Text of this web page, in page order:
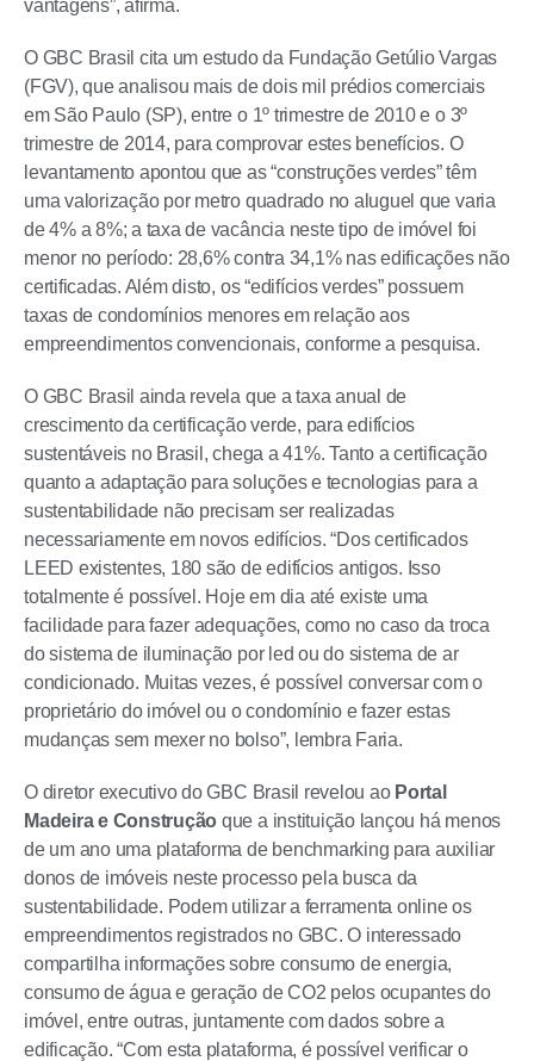
vantagens”, afirma.
O GBC Brasil cita um estudo da Fundação Getúlio Vargas
(FGV), que analisou mais de dois mil prédios comerciais
em São Paulo (SP), entre o 1º trimestre de 2010 e o 3º
trimestre de 2014, para comprovar estes benefícios. O
levantamento apontou que as “construções verdes” têm
uma valorização por metro quadrado no aluguel que varia
de 4% a 8%; a taxa de vacância neste tipo de imóvel foi
menor no período: 28,6% contra 34,1% nas edificações não
certificadas. Além disto, os “edifícios verdes” possuem
taxas de condomínios menores em relação aos
empreendimentos convencionais, conforme a pesquisa.
O GBC Brasil ainda revela que a taxa anual de
crescimento da certificação verde, para edifícios
sustentáveis no Brasil, chega a 41%. Tanto a certificação
quanto a adaptação para soluções e tecnologias para a
sustentabilidade não precisam ser realizadas
necessariamente em novos edifícios. “Dos certificados
LEED existentes, 180 são de edifícios antigos. Isso
totalmente é possível. Hoje em dia até existe uma
facilidade para fazer adequações, como no caso da troca
do sistema de iluminação por led ou do sistema de ar
condicionado. Muitas vezes, é possível conversar com o
proprietário do imóvel ou o condomínio e fazer estas
mudanças sem mexer no bolso”, lembra Faria.
O diretor executivo do GBC Brasil revelou ao Portal
Madeira e Construção que a instituição lançou há menos
de um ano uma plataforma de benchmarking para auxiliar
donos de imóveis neste processo pela busca da
sustentabilidade. Podem utilizar a ferramenta online os
empreendimentos registrados no GBC. O interessado
compartilha informações sobre consumo de energia,
consumo de água e geração de CO2 pelos ocupantes do
imóvel, entre outras, juntamente com dados sobre a
edificação. “Com esta plataforma, é possível verificar o